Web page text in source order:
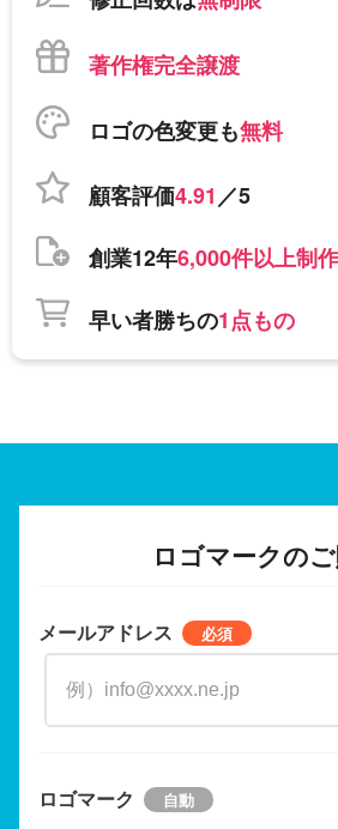
著作権完全譲渡
ロゴの色変更も無料
顧客評価4.91／5
創業12年6,000件以上制
早い者勝ちの1点もの
ロゴマークの
メールアドレス
ロゴマーク